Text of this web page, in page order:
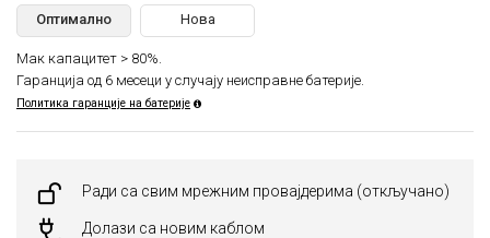
Оптимално Нова
Мак капацитет > 80%.
Гаранција од 6 месеци у случају неисправне батерије.
Политика гаранције на батерије
Ради са свим мрежним провајдерима (откључано)
Долази са новим каблом